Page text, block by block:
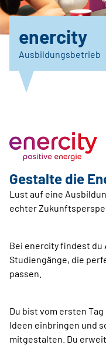
enercity
Ausbildungsbetrieb
Gestalte die
Lust auf eine
echter
Bei enercity findest du
Studiengänge, die
passen.
Du bist vom ersten
Ideen einbringen und
mitgestalten. Du